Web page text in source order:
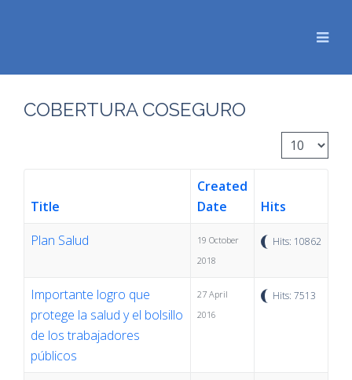
COBERTURA COSEGURO
Display #
Title
Created
Date
Hits
Plan Salud
19 October
2018
Hits: 10862
Importante logro que
protege la salud y el bolsillo
de los trabajadores
públicos
27 April
2016
Hits: 7513